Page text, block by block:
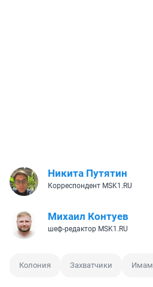
Никита Путятин
Корреспондент MSK1.RU
Михаил Контуев
шеф-редактор MSK1.RU
Колония Захватчики Имам